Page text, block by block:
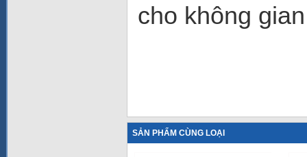
cho không
SẢN PHẨM CÙNG LOẠI